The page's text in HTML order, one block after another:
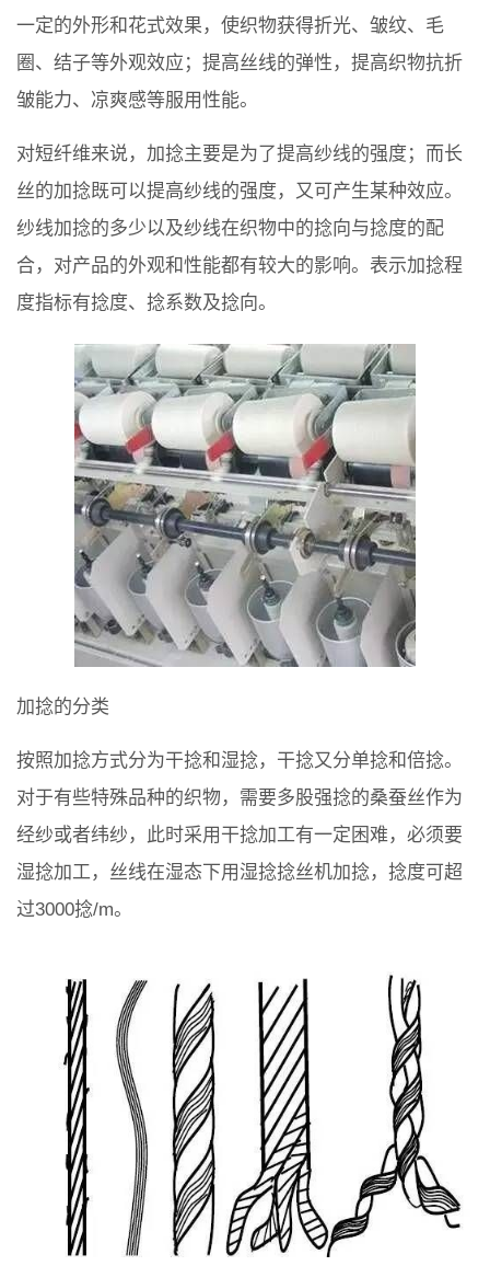
一定的外形和花式效果，使织物获得折光、皱纹、毛
圈、结子等外观效应；提高丝线的弹性，提高织物抗折
皱能力、凉爽感等服用性能。
对短纤维来说，加捻主要是为了提高纱线的强度；而长
丝的加捻既可以提高纱线的强度，又可产生某种效应。
纱线加捻的多少以及纱线在织物中的捻向与捻度的配
合，对产品的外观和性能都有较大的影响。表示加捻程
度指标有捻度、捻系数及捻向。
加捻的分类
按照加捻方式分为干捻和湿捻，干捻又分单捻和倍捻。
对于有些特殊品种的织物，需要多股强捻的桑蚕丝作为
经纱或者纬纱，此时采用干捻加工有一定困难，必须要
湿捻加工，丝线在湿态下用湿捻捻丝机加捻，捻度可超
过3000捻/m。